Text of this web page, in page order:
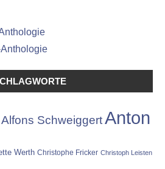
Alfons SchweiggertAnton
Werth Christophe Fricker Christoph Leisten